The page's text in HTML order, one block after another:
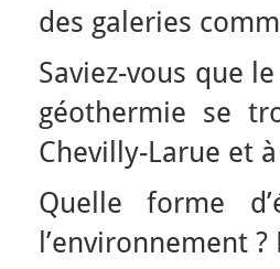
des galeries
Saviez-vous que
géothermie se
Chevilly-Larue et à
Quelle forme
l’environnement ?